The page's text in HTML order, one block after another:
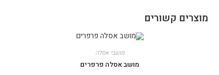
מוצרים קשורים
מושבי אסלה
מושב אסלה פרפרים